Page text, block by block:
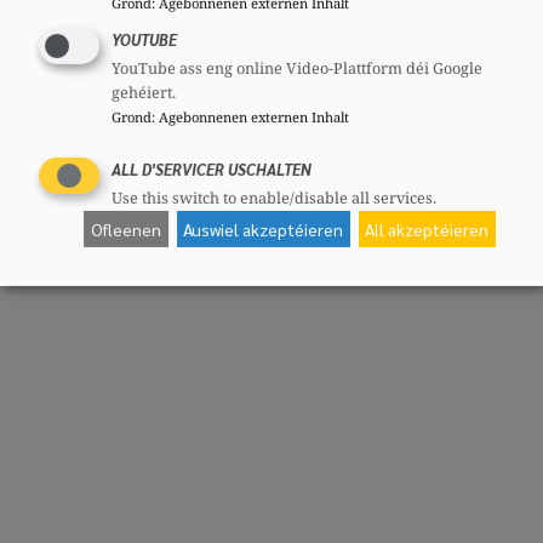
YOUTUBE
YouTube ass eng online Video-Plattform déi Google
gehéiert.
Grond: Agebonnenen externen Inhalt
ALL D'SERVICER USCHALTEN
Use this switch to enable/disable all services.
Ofleenen Auswiel akzeptéieren All akzeptéieren